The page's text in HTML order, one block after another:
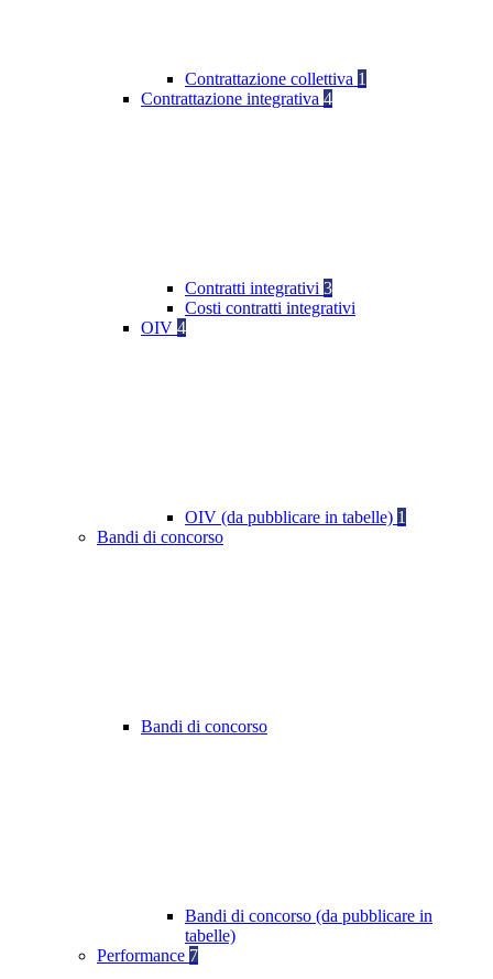
Contrattazione collettiva 1
Contrattazione integrativa 4
Contratti integrativi 3
Costi contratti integrativi
OIV 4
OIV (da pubblicare in tabelle) 1
Bandi di concorso
Bandi di concorso
Bandi di concorso (da pubblicare in
tabelle)
Performance 7